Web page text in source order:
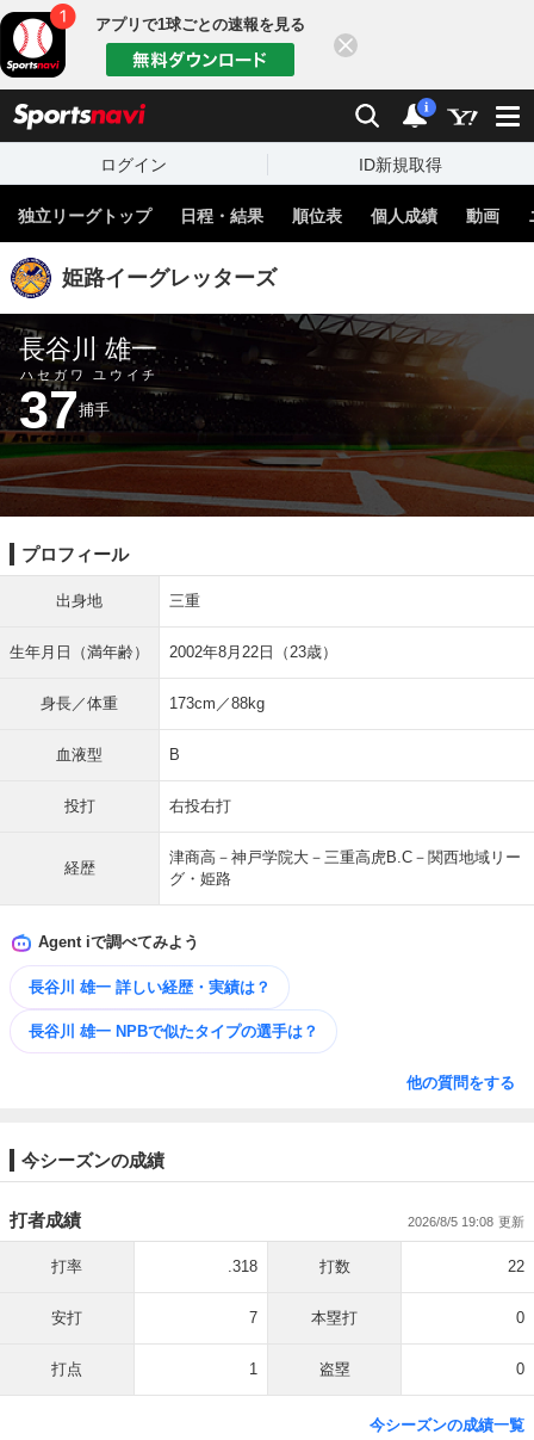
アプリで1球ごとの速報を見る
検索 通知
i
ログイン ID新規取得
独立リーグトップ 日程・結果 順位表 個人成績 動画
姫路イーグレッターズ
長谷川 雄一
ハセガワ ユウイチ
37捕手
プロフィール
出身地 三重
生年月日（満年齢） 2002年8月22日（23歳）
身長／体重 173cm／88kg
血液型 B
投打 右投右打
経歴
津商高－神戸学院大－三重高虎B.C－関西地域リー
グ・姫路
Agent iで調べてみよう
長谷川 雄一 詳しい経歴・実績は？
長谷川 雄一 NPBで似たタイプの選手は？
他の質問をする
今シーズンの成績
打者成績 2026/8/5 19:08
打率 .318 打数 22
安打 7 本塁打 0
打点 1 盗塁 0
今シーズンの成績一覧